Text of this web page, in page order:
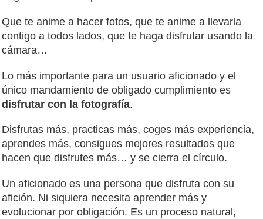
Que te anime a hacer fotos, que te anime a llevarla
contigo a todos lados, que te haga disfrutar usando la
cámara…
Lo más importante para un usuario aficionado y el
único mandamiento de obligado cumplimiento es
disfrutar con la fotografía.
Disfrutas más, practicas más, coges más experiencia,
aprendes más, consigues mejores resultados que
hacen que disfrutes más… y se cierra el círculo.
Un aficionado es una persona que disfruta con su
afición. Ni siquiera necesita aprender más y
evolucionar por obligación. Es un proceso natural,